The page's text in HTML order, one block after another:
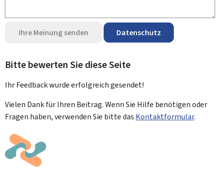
Ihre Meinung senden Datenschutz
Bitte bewerten Sie diese Seite
Ihr Feedback wurdeerfolgreichgesendet!
Vielen Dank für Ihren Beitrag. Wenn Sie Hilfe benötigen oder
Fragen haben, verwenden Sie bitte das Kontaktformular.